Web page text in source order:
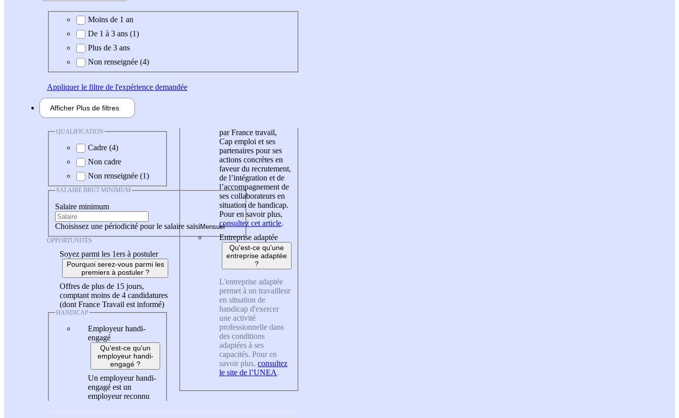
Expérience demandée
Moins de 1 an
De 1 à 3 ans (1)
Plus de 3 ans
Non renseignée (4)
Appliquerle filtre de l'expérience demandée
Afficher Plus de filtres
QUALIFICATION
Cadre (4)
Non cadre
Non renseignée (1)
SALAIRE BRUT MINIMUM
Salaire minimum
Choisissez une périodicité pour le salaire saisi
OPPORTUNITÉS
Soyez parmi les 1ers à postuler
Pourquoi serez-vous parmi les
premiers à postuler ?
Offres de plus de 15 jours,
comptant moins de 4 candidatures
(dont France Travail est informé)
HANDICAP
Employeur handi-
engagé
Qu'est-ce qu'un
employeur handi-
engagé ?
Un employeur handi-
engagé est un
employeur reconnu
par France travail,
Cap emploi et ses
partenaires pour ses
actions concrètes en
faveur du recrutement,
de l’intégration et de
l’accompagnement de
ses collaborateurs en
situation de handicap.
Pour en savoir plus,
consultez cet article.
Entreprise adaptée
Qu'est-ce qu'une
entreprise adaptée
?
L'entreprise adaptée
permet à un travailleur
en situation de
handicap d'exercer
une activité
professionnelle dans
des conditions
adaptées à ses
capacités. Pour en
savoir plus, consultez
le site de l’UNEA.